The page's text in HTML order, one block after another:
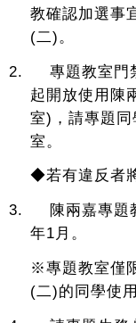
教確認加選事
(二) 。
2. 專題教室門
起開放使用陳
室) ，請專題
室。
◆若有違反者
3.
陳兩嘉專題
年1 月。
※專題教室僅
(二)的同學使用